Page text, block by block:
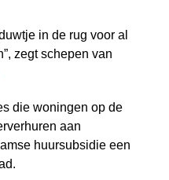
in de rug voor al
zegtschepen van
die woningen op de
aan
huursubsidie een